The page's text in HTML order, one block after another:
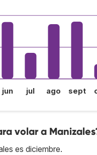
jun jul ago sept
volar a
es diciembre.